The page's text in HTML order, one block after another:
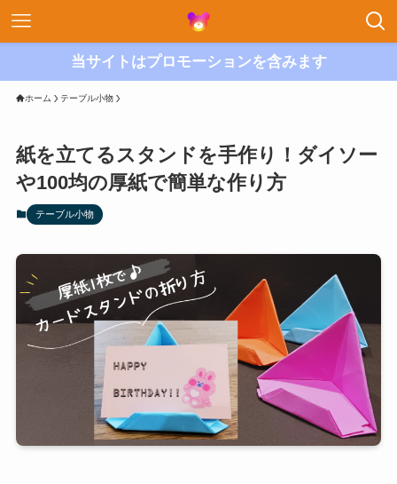
当サイトはプロモーションを含みます
ホーム テーブル小物
紙を立てるスタンドを手作り！ダイソー
や100均の厚紙で簡単な作り方
テーブル小物